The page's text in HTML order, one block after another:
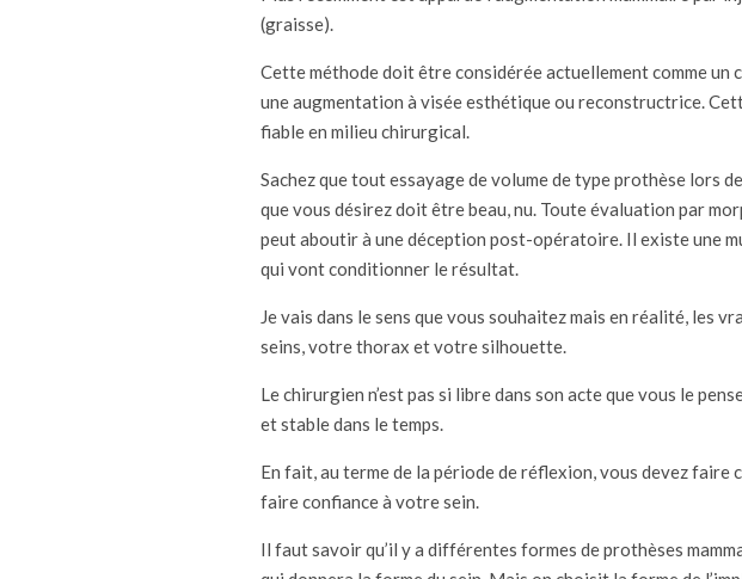
(graisse).
Cette méthode doit être considérée actuellement comme un
une augmentation à visée esthétique ou reconstructrice.
fiable en milieu chirurgical.
Sachez que tout essayage de volume de type prothèse lors
que vous désirez doit être beau, nu. Toute évaluation par
peut aboutir à une déception post-opératoire. Il existe une
qui vont conditionner le résultat.
Je vais dans le sens que vous souhaitez mais en réalité, les
seins, votre thorax et votre silhouette.
Le chirurgien n’est pas si libre dans son acte que vous le
et stable dans le temps.
En fait, au terme de la période de réflexion, vous devez
faire confiance à votre sein.
Il faut savoir qu’il y a différentes formes de prothèses